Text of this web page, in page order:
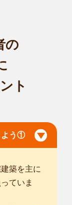
の
ト
よう①
築を主に
ていま